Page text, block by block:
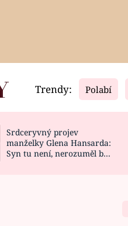
Video
CELEBRITY
VAŘENÍ
Trendy: Polabí
Srdceryvný projev
manželky Glena Hansarda:
Syn tu není, nerozuměl by